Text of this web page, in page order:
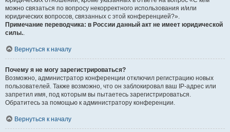
можно связаться по вопросу некорректного использования и/или
юридических вопросов, связанных с этой конференцией?».
Примечание переводчика: в России данный акт не имеет юридической
силы..
Вернуться к началу
Почему я не могу зарегистрироваться?
Возможно, администратор конференции отключил регистрацию новых
пользователей. Также возможно, что он заблокировал ваш IP-адрес или
запретил имя, под которым вы пытаетесь зарегистрироваться.
Обратитесь за помощью к администратору конференции.
Вернуться к началу